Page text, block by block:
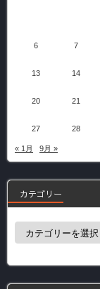
6 7
13 14
20 21
27 28
« 1月 9月 »
カテゴリー
ー